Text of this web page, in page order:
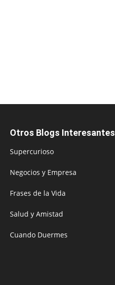
Otros Blogs Interesantes
Supercurioso
Negocios y Empresa
Frases de la Vida
Salud y Amistad
Cuando Duermes